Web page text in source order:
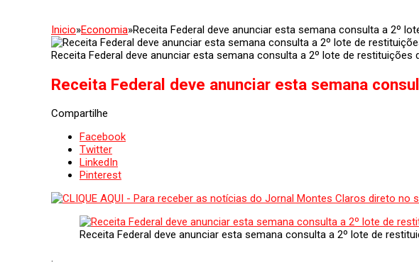
Inicio»Economia»Receita Federal deve anunciar esta semana consulta a 2º
Receita Federal deve anunciar esta semana consulta a 2º lote de restituições
Receita Federal deve anunciar esta semana
Compartilhe
Facebook
Twitter
LinkedIn
Pinterest
Receita Federal deve anunciar esta semana consulta a 2º lote de
.